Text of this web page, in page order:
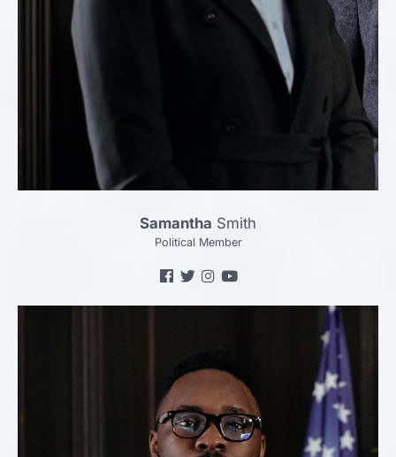
Samantha Smith
Political Member